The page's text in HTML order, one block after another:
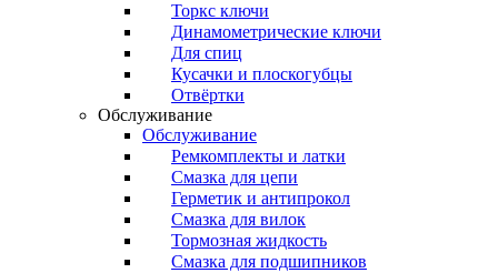
Торкс ключи
Динамометрические ключи
Для спиц
Кусачки и плоскогубцы
Отвёртки
Обслуживание
Обслуживание
Ремкомплекты и латки
Смазка для цепи
Герметик и антипрокол
Смазка для вилок
Тормозная жидкость
Смазка для подшипников